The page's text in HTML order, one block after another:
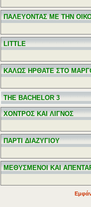
ΠΑΛΕΥΟΝΤΑΣ ΜΕ ΤΗΝ
LITTLE
ΚΑΛΩΣ ΗΡΘΑΤΕ ΣΤΟ
THE BACHELOR 3
ΧΟΝΤΡΟΣ ΚΑΙ ΛΙΓΝΟΣ
ΠΑΡΤΙ ΔΙΑΖΥΓΙΟΥ
ΜΕΘΥΣΜΕΝΟΙ ΚΑΙ